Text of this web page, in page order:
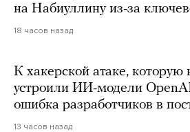
на Набиуллину из-за
18 часов назад
К хакерской атаке, которую
устроили ИИ-модели
ошибка разработчиков в
13 часов назад